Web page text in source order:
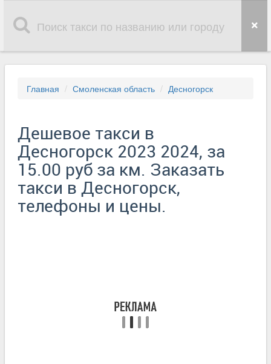
Главная Смоленская область Десногорск
Дешевое такси в
Десногорск 2023 2024, за
15.00 руб за км. Заказать
такси в Десногорск,
телефоны и цены.